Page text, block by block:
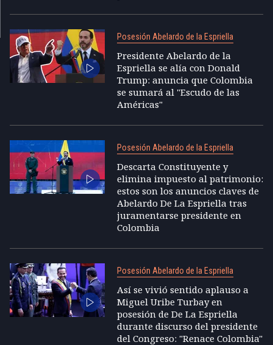
Posesión Abelardo de la Espriella
Presidente Abelardo de la
Espriella se alía con Donald
Trump: anuncia que Colombia
se sumará al "Escudo de las
Américas"
Posesión Abelardo de la Espriella
Descarta Constituyente y
elimina impuesto al patrimonio:
estos son los anuncios claves de
Abelardo De La Espriella tras
juramentarse presidente en
Colombia
Posesión Abelardo de la Espriella
Así se vivió sentido aplauso a
Miguel Uribe Turbay en
posesión de De La Espriella
durante discurso del presidente
del Congreso: "Renace Colombia"